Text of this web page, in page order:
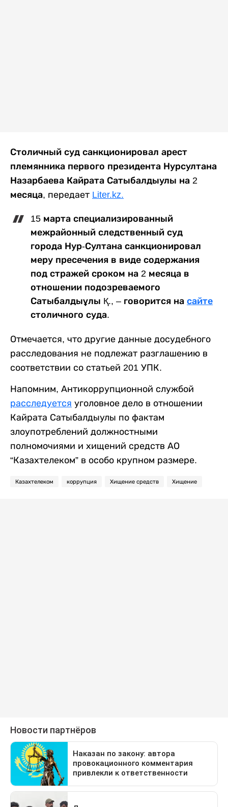
Столичный суд санкционировал арест
племянника первого президента Нурсултана
Назарбаева Кайрата Сатыбалдыулы на 2
месяца, передает Liter.kz.
15 марта специализированный
межрайонный следственный суд
города Нур-Султана санкционировал
меру пресечения в виде содержания
под стражей сроком на 2 месяца в
отношении подозреваемого
Сатыбалдыұлы Қ., – говорится на сайте
столичного суда.
Отмечается, что другие данные досудебного
расследования не подлежат разглашению в
соответствии со статьей 201 УПК.
Напомним, Антикоррупционной службой
расследуется уголовное дело в отношении
Кайрата Сатыбалдыулы по фактам
злоупотреблений должностными
полномочиями и хищений средств АО
“Казахтелеком” в особо крупном размере.
Казахтелеком коррупция Хищение средств Хищение